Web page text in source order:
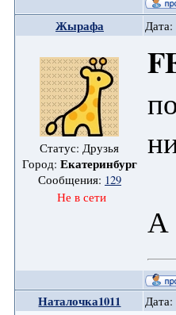
Жырафа
Статус: Друзья
Город: Екатеринбург
Сообщения: 129
Не в сети
А
Наталочка1011 Дата: